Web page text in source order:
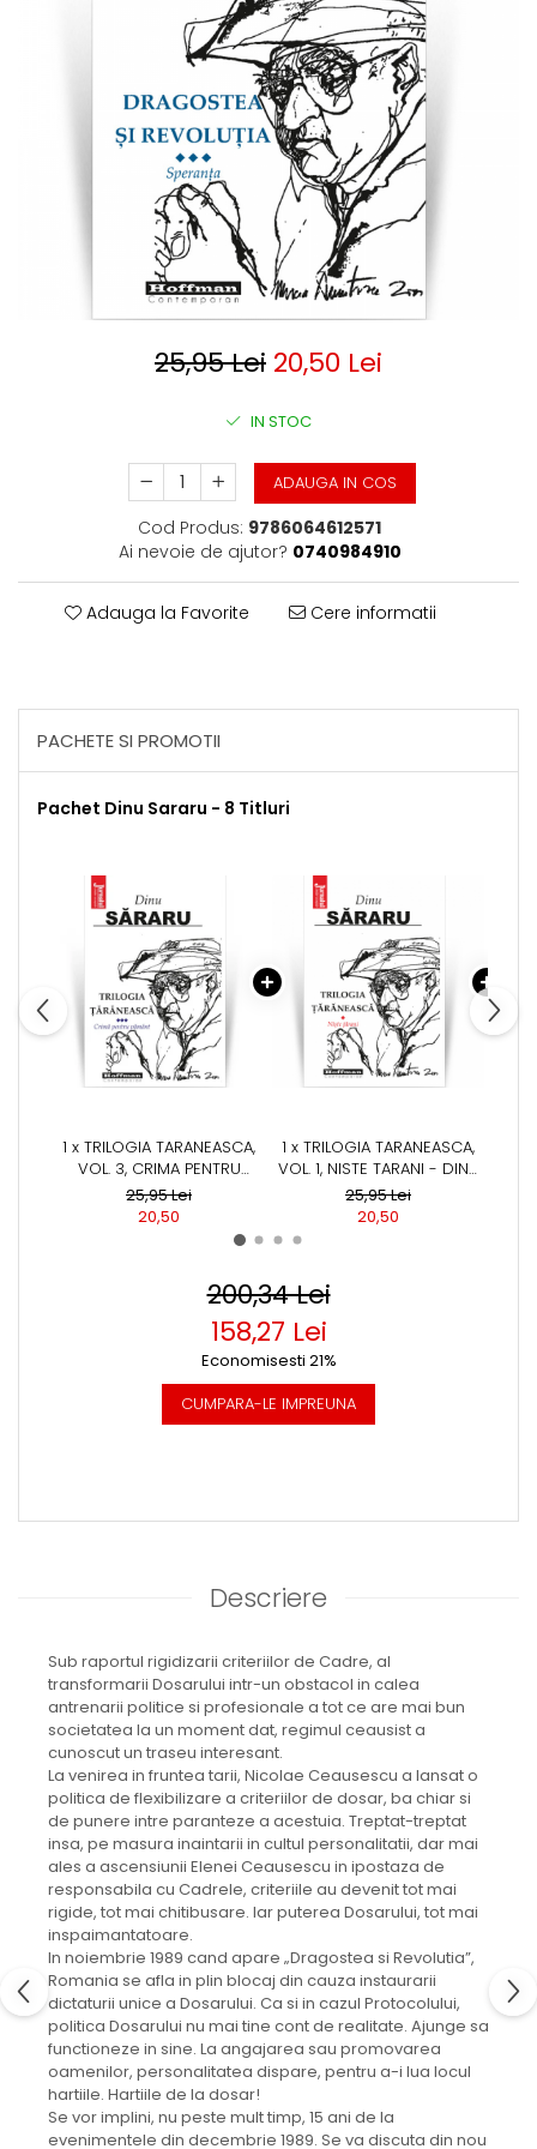
Publicistica / Reportaje / Interviuri
Stiinte umaniste
Sociologie si filozofie25,95 Lei 20,50 Lei
IN STOC
ADAUGA IN COS
Cod Produs: 9786064612571
Ai nevoie de ajutor? 0740984910
Adauga la Favorite Cere informatii
PACHETE SI PROMOTII
Pachet Dinu Sararu - 8 Titluri
1 x TRILOGIA TARANEASCA,
VOL. 3, CRIMA PENTRU
PAMANT - DINU SARARU
25,95 Lei
20,50
1 x TRILOGIA TARANEASCA,
VOL. 1, NISTE TARANI - DINU
SARARU
25,95 Lei
20,50
200,34 Lei
158,27 Lei
Economisesti 21%
CUMPARA-LE IMPREUNA
Descriere
Sub raportul rigidizarii criteriilor de Cadre, al
transformarii Dosarului intr-un obstacol in calea
antrenarii politice si profesionale a tot ce are mai bun
societatea la un moment dat, regimul ceausist a
cunoscut un traseu interesant.
La venirea in fruntea tarii, Nicolae Ceausescu a lansat o
politica de flexibilizare a criteriilor de dosar, ba chiar si
de punere intre paranteze a acestuia. Treptat-treptat
insa, pe masura inaintarii in cultul personalitatii, dar mai
ales a ascensiunii Elenei Ceausescu in ipostaza de
responsabila cu Cadrele, criteriile au devenit tot mai
rigide, tot mai chitibusare. Iar puterea Dosarului, tot mai
inspaimantatoare.
In noiembrie 1989 cand apare „Dragostea si Revolutia”,
Romania se afla in plin blocaj din cauza instaurarii
dictaturii unice a Dosarului. Ca si in cazul Protocolului,
politica Dosarului nu mai tine cont de realitate. Ajunge sa
functioneze in sine. La angajarea sau promovarea
oamenilor, personalitatea dispare, pentru a-i lua locul
hartiile. Hartiile de la dosar!
Se vor implini, nu peste mult timp, 15 ani de la
evenimentele din decembrie 1989. Se va discuta din nou